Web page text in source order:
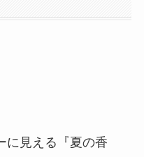
に見える『夏の香